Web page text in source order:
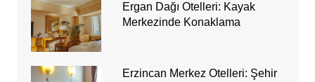
Ergan Dağı Otelleri: Kayak
Merkezinde Konaklama
Erzincan Merkez Otelleri: Şehir